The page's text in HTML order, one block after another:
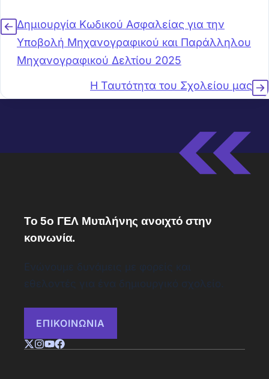
Δημιουργία Κωδικού Ασφαλείας για την
Υποβολή Μηχανογραφικού και Παράλληλου
Μηχανογραφικού Δελτίου 2025
Η Ταυτότητα του Σχολείου μας
Το 5ο ΓΕΛ Μυτιλήνης ανοιχτό στην
κοινωνία.
Ενώνουμε δυνάμεις με φορείς και
εθελοντές για ένα δημιουργικό σχολείο.
ΕΠΙΚΟΙΝΩΝΙΑ